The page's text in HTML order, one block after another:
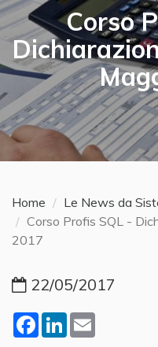
Corso
Home
Le News da
Corso Profis SQL -
2017
22/05/2017
Facebook
LinkedIn